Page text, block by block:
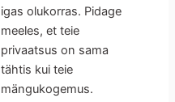
igas olukorras. Pidage
meeles, et teie
privaatsus on sama
tähtis kui teie
mängukogemus.